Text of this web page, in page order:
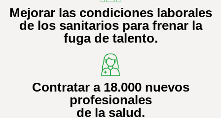
Mejorar las condiciones laborales
de los sanitarios para frenar la
fuga de talento.
Contratar a 18.000 nuevos
profesionales
de la salud.